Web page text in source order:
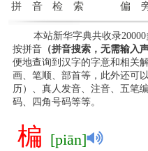
拼音检索 偏
本站新华字典共收录
按拼音（拼音搜索，无需输入声
便地查询到汉字的字意和相关
画、笔顺、部首等，此外还可
历）、真人发音、注音、五笔
码、四角号码等等。
楄 [piān]